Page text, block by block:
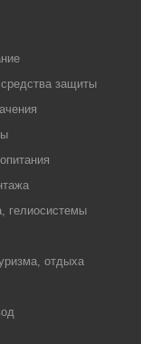
защиты
гелиосистемы
отдыха